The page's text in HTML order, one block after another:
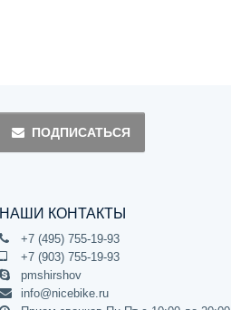
ПОДПИСАТЬСЯ
НАШИ КОНТАКТЫ
+7 (495) 755-19-93
+7 (903) 755-19-93
pmshirshov
info@nicebike.ru